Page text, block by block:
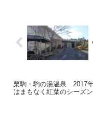
栗駒・駒の湯温泉 2017
はまもなく紅葉のシーズン